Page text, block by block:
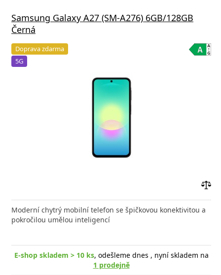
Samsung Galaxy A27 (SM-A276) 6GB/128GB
Černá
Doprava zdarma
5G
Moderní chytrý mobilní telefon se špičkovou konektivitou a
pokročilou umělou inteligencí
E-shop skladem > 10 ks, odešleme dnes , nyní skladem na
1 prodejně